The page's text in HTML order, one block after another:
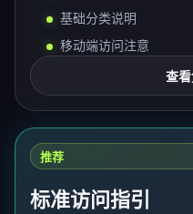
基础分类说明
移动端访问注意
查
推荐
标准访问指引